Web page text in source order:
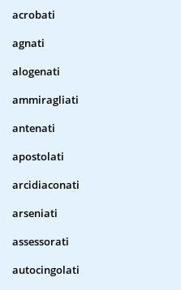
acrobati
agnati
alogenati
ammiragliati
antenati
apostolati
arcidiaconati
arseniati
assessorati
autocingolati